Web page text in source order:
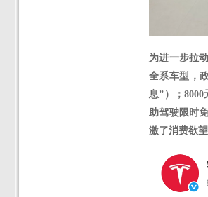
为进一步拉
全系车型，
息”）；
助驾驶限时
激了消费欲